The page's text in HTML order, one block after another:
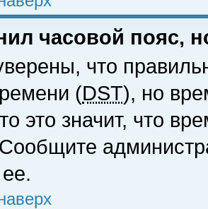
часовой пояс,
что
(DST), но
это значит, что